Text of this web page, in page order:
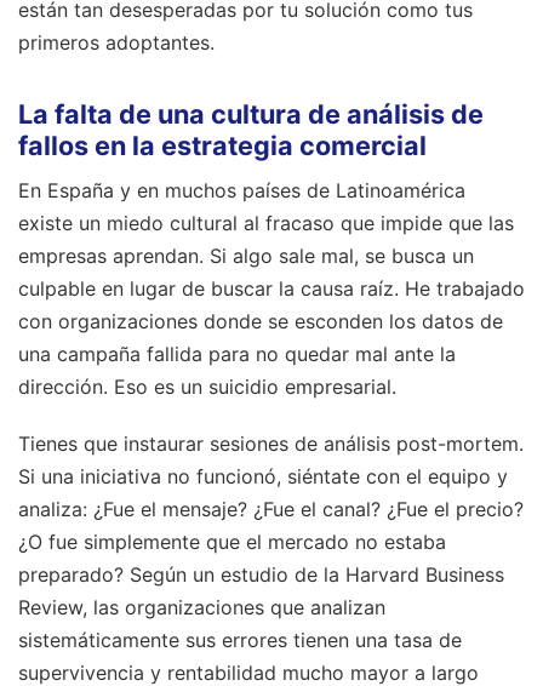
están tan desesperadas por tu solución como tus
primeros adoptantes.
La falta de una cultura de análisis de
fallos en la estrategia comercial
En España y en muchos países de Latinoamérica
existe un miedo cultural al fracaso que impide que las
empresas aprendan. Si algo sale mal, se busca un
culpable en lugar de buscar la causa raíz. He trabajado
con organizaciones donde se esconden los datos de
una campaña fallida para no quedar mal ante la
dirección. Eso es un suicidio empresarial.
Tienes que instaurar sesiones de análisis post-mortem.
Si una iniciativa no funcionó, siéntate con el equipo y
analiza: ¿Fue el mensaje? ¿Fue el canal? ¿Fue el precio?
¿O fue simplemente que el mercado no estaba
preparado? Según un estudio de la Harvard Business
Review, las organizaciones que analizan
sistemáticamente sus errores tienen una tasa de
supervivencia y rentabilidad mucho mayor a largo